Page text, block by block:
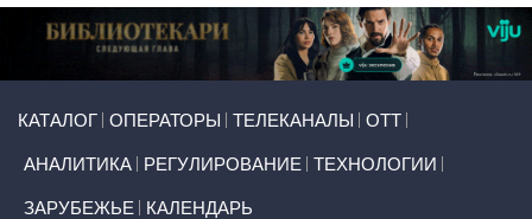
КАТАЛОГ ОПЕРАТОРЫ ТЕЛЕКАНАЛЫ ОТТ
АНАЛИТИКА РЕГУЛИРОВАНИЕ ТЕХНОЛОГИИ
ЗАРУБЕЖЬЕ КАЛЕНДАРЬ